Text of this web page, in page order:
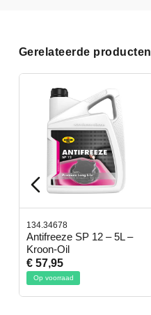
Gerelateerde producten
134.34678
Antifreeze SP 12 – 5L –
Kroon-Oil
€ 57,95
Op voorraad